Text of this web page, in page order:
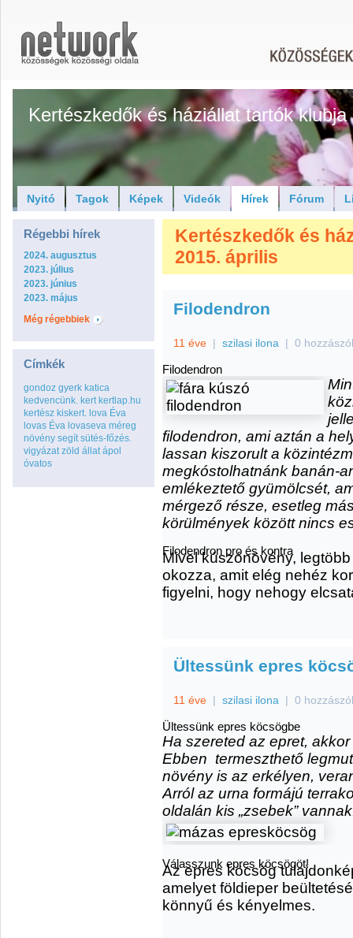
Kertészkedők és háziállat tartók klubja
Nyitó Tagok Képek Videók Hírek Fórum
Régebbi hírek
2024. augusztus
2023. július
2023. június
2023. május
Még régebbiek
Címkék
gondoz gyerk katica
kedvencünk. kert kertlap.hu
kertész kiskert. lova Éva
lovas Éva lovaseva méreg
növény segít sütés-főzés.
vigyázat zöld állat ápol
óvatos
Kertészkedők és
2015. április
Filodendron
11 éve | szilasi ilona | 0
Filodendron
filodendron, ami aztán a
lassan kiszorult a
megkóstolhatnánk banán-
emlékeztető gyümölcsét,
mérgező része, esetleg
körülmények között nincs
Filodendron pro és kontra
Mivel kúszónövény,
okozza, amit elég nehéz
figyelni, hogy nehogy
Ültessünk epres
11 éve | szilasi ilona | 0
Ültessünk epres köcsögbe
Ha szereted az epret,
Ebben termeszthető
növény is az erkélyen,
Arról az urna formájú
oldalán kis „zsebek”
Válasszunk epres köcsögöt!
Az epres köcsög
amelyet földieper
könnyű és kényelmes.